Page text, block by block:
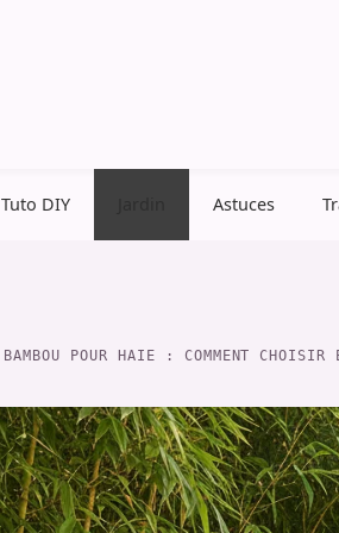
Tuto DIY Astuces
BAMBOU POUR HAIE : COMMENT